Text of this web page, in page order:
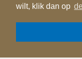
wilt, klik dan op
wilt, klik dan op